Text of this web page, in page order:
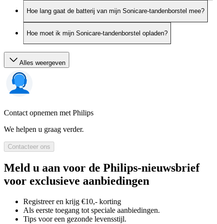
Hoe lang gaat de batterij van mijn Sonicare-tandenborstel mee?
Hoe moet ik mijn Sonicare-tandenborstel opladen?
Alles weergeven
Contact opnemen met Philips
We helpen u graag verder.
Contacteer ons
Meld u aan voor de Philips-nieuwsbrief
voor exclusieve aanbiedingen
Registreer en krijg €10,- korting
Als eerste toegang tot speciale aanbiedingen.
Tips voor een gezonde levensstijl.